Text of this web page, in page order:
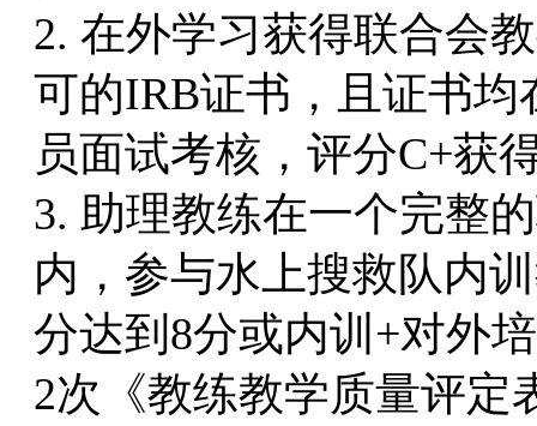
2. 在外学习获得联合会
可的IRB证书，且证书
员面试考核，评分C+获
3. 助理教练在一个完整
内，参与水上搜救队内
分达到8分或内训+对外
2次《教练教学质量评定